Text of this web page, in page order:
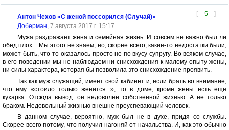
[ 5 ]
Антон Чехов «С женой поссорился (Случай)»
Доберман, 7 августа 2017 г. 15:17
Мужа раздражает жена и семейная жизнь. И совсем не важно был ли
обед плох... Мы этого не знаем, но, скорее всего, какие-то недостатки были,
может быть, что-то оказалось просто не по вкусу супругу. Во всяком случае,
в его поведении мы не наблюдаем ни снисхождения к малому опыту жены,
ни силы характера, которая бы позволила это снисхождение проявить.
Так как муж служащий, имеет свой кабинет и, если брать во внимание,
что ему «стоило только женится...», то в доме, кроме жены есть еще
кухарка. Отсюда вывод: он недоволен собственной жизнью. А не только
браком. Недовольный жизнью внешне преуспевающий человек.
В данном случае, вероятно, муж был не в духе, придя со службы.
Скорее всего потому, что получил нагоняй от начальства. И, как это обычно